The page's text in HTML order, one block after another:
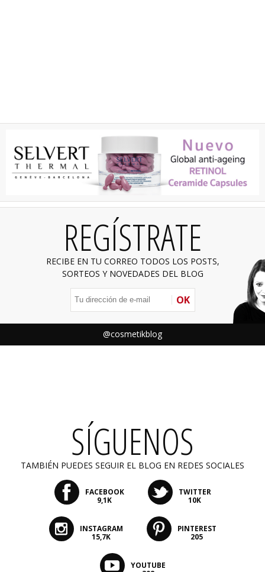
REGÍSTRATE
RECIBE EN TU CORREO TODOS LOS POSTS,
SORTEOS Y NOVEDADES DEL BLOG
OK
@cosmetikblog
SÍGUENOS
TAMBIÉN PUEDES SEGUIR EL BLOG EN REDES SOCIALES
FACEBOOK
9,1K
TWITTER
10K
INSTAGRAM
15,7K
PINTEREST
205
YOUTUBE